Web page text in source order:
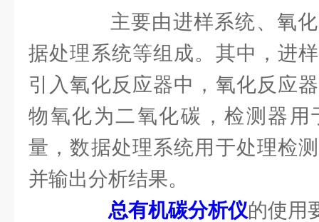
主要由进样系统、氧化
据处理系统等组成。其中，进
引入氧化反应器中，氧化反应
物氧化为二氧化碳，检测器用
量，数据处理系统用于处理检
并输出分析结果。
总有机碳分析仪的使用